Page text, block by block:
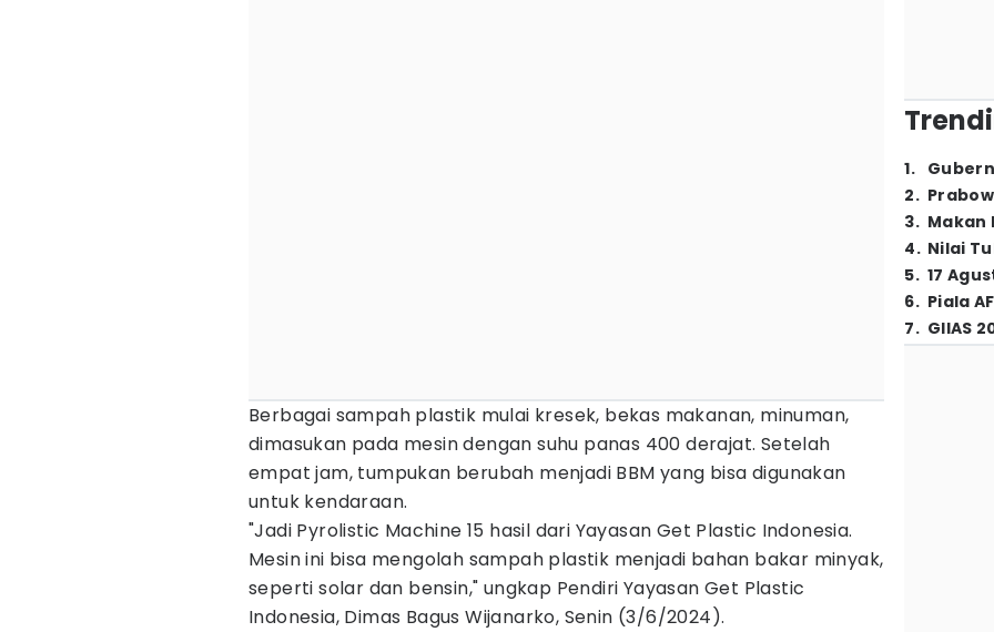
Berbagai sampah plastik mulai kresek, bekas makanan, minuman,
dimasukan pada mesin dengan suhu panas 400 derajat. Setelah
empat jam, tumpukan berubah menjadi BBM yang bisa digunakan
untuk kendaraan.
"Jadi Pyrolistic Machine 15 hasil dari Yayasan Get Plastic Indonesia.
Mesin ini bisa mengolah sampah plastik menjadi bahan bakar minyak,
seperti solar dan bensin," ungkap Pendiri Yayasan Get Plastic
Indonesia, Dimas Bagus Wijanarko, Senin (3/6/2024).
1.
2.
3. Makan
4. Nilai
5. 17
6. Piala
7. GIIAS